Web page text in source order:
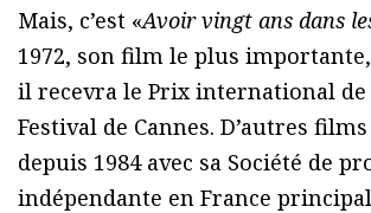
Mais, c’est «Avoir vingt ans dans
1972, son film le plus
il recevra le Prix international
Festival de Cannes. D’autres
depuis 1984 avec sa Société de
indépendante en France